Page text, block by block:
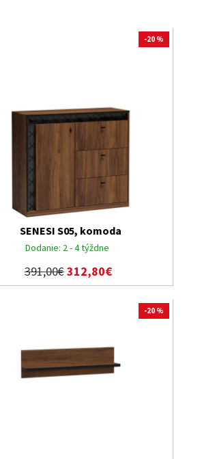
-20 %
Dodanie: 2 - 4 týždne
SENESI S05, komoda
391,00€312,80€
-20 %